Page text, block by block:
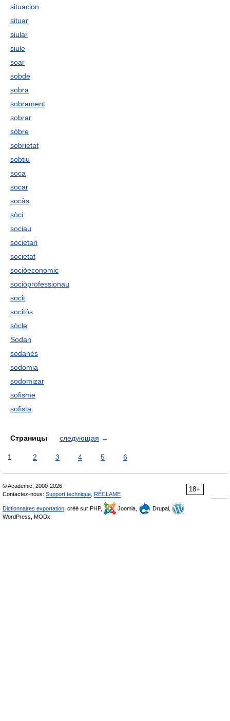
situacion
situar
siular
siule
soar
sobde
sobra
sobrament
sobrar
sòbre
sobrietat
sobtiu
soca
socar
socàs
sòci
sociau
societari
societat
sociòeconomic
sociòprofessionau
socit
socitós
sòcle
Sodan
sodanés
sodomia
sodomizar
sofisme
sofista
Страницы следующая →
1 2 3 4 5 6
18+
© Academic, 2000-2026
Contactez-nous: Support technique RÉCLAME
Dictionnaires exportation , créé sur PHP, Joomla,
Drupal,
WordPress, MODx.